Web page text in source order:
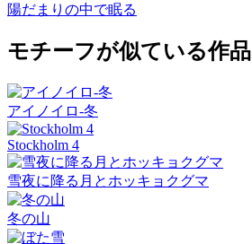
陽だまりの中で眠る
モチーフが似ている作品
アイノイロ-冬
Stockholm 4
雪夜に降る月とホッキョクグマ
冬の山